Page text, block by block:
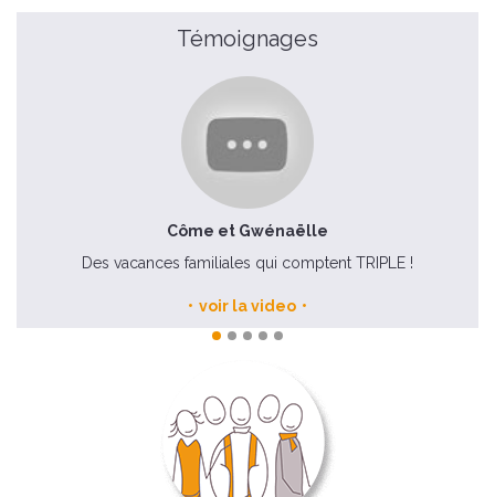
Témoignages
Côme et Gwénaëlle
Des vacances familiales qui comptent TRIPLE !
voir la video